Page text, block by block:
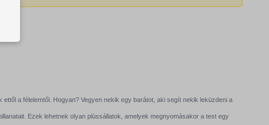
a félelemtől. Hogyan? Vegyen nekik egy barátot, aki segít nekik leküzdeni a
Ezek lehetnek olyan plüssállatok, amelyek megnyomásakor a test egy